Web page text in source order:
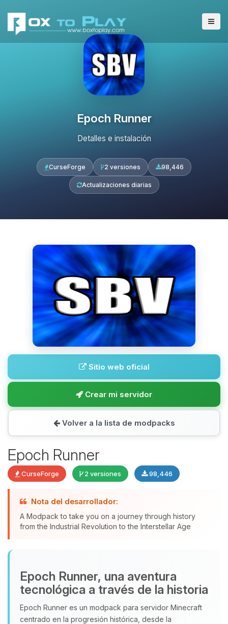
Epoch Runner
Detalles e instalación
CurseForge 2 versiones 98,446
Actualizaciones diarias
Sitio web oficial
Crear mi servidor
Volver a la lista de modpacks
Epoch Runner
CurseForge 2 versiones 98,446
Nota del desarrollador:
A Modpack to take you on a journey through history
from the Industrial Revolution to the Interstellar Age
Epoch Runner, una aventura
tecnológica a través de la historia
Epoch Runner es un modpack para servidor Minecraft
centrado en la progresión histórica, desde la
hablar! Soy Choupy, tu pequeno
asistente de BoxToPlay. Cuentame